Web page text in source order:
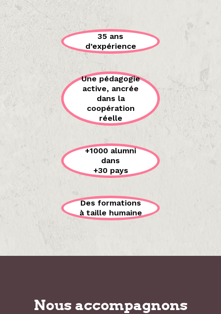
35 ans
d’expérience
Une pédagogie
active, ancrée
dans la
coopération
réelle
+1000 alumni
dans
+30 pays
Des formations
à taille humaine
Nous accompagnons